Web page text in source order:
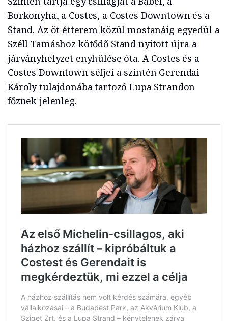
Borkonyha, a Costes, a Costes Downtown és a
Stand. Az öt étterem közül mostanáig egyedül a
Széll Tamáshoz kötődő Stand nyitott újra a
járványhelyzet enyhülése óta. A Costes és a
Costes Downtown séfjei a szintén Gerendai
Károly tulajdonába tartozó Lupa Strandon
főznek jelenleg.